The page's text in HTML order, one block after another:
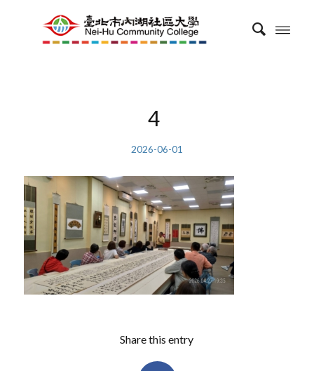
4
2026-06-01
Share this entry